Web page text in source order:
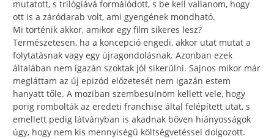
mutatott, s trilógiává formálódott, s be kell vallanom, hogy
ott is a záródarab volt, ami gyengének mondható.
Mi történik akkor, amikor egy film sikeres lesz?
Természetesen, ha a koncepció engedi, akkor utat mutat a
folytatásnak vagy egy újragondolásnak. Azonban ezek
általában nem igazán szoktak jól sikerülni. Sajnos mikor már
megláttam az új epizód előzetesét nem igazán estem
hanyatt tőle. A moziban szembesülnöm kellett vele, hogy
porig rombolták az eredeti franchise által felépített utat, s
emellett pedig látványban is akadnak bőven hiányosságok
úgy, hogy nem kis mennyiségű költségvetéssel dolgozott.